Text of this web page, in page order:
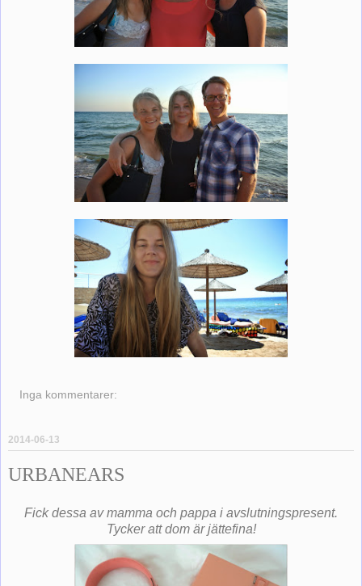
Inga kommentarer:
2014-06-13
URBANEARS
Fick dessa av mamma och pappa i avslutningspresent.
Tycker att dom är jättefina!